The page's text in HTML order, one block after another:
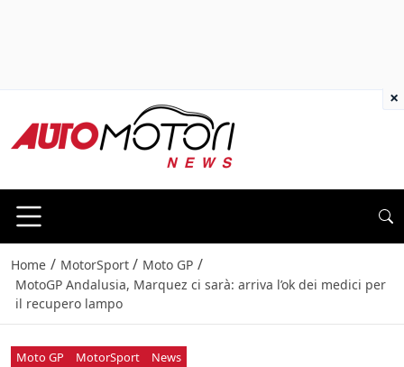
Home / MotorSport / Moto GP /
MotoGP Andalusia, Marquez ci sarà: arriva l’ok dei medici per
il recupero lampo
Moto GP MotorSport News
×